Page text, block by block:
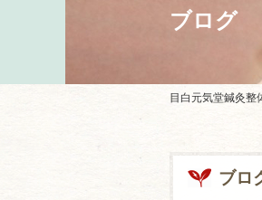
ブログ
目白元気堂鍼灸整
ブロ